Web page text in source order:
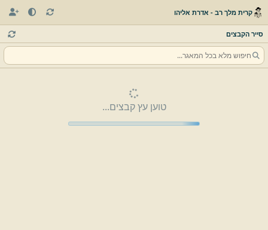
קרית מלך רב - אדרת אליהו
סייר הקבצים
טוען עץ קבצים...